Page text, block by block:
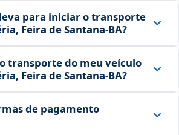
para iniciar o transporte
Feira de Santana‑BA?
transporte do meu veículo
Feira de Santana‑BA?
de pagamento